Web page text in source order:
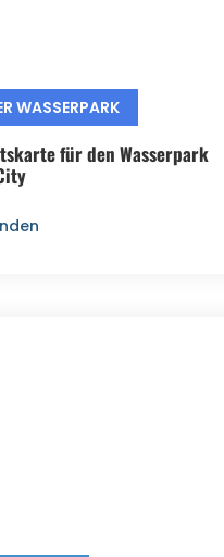
WASSERPARK
für den Wasserpark